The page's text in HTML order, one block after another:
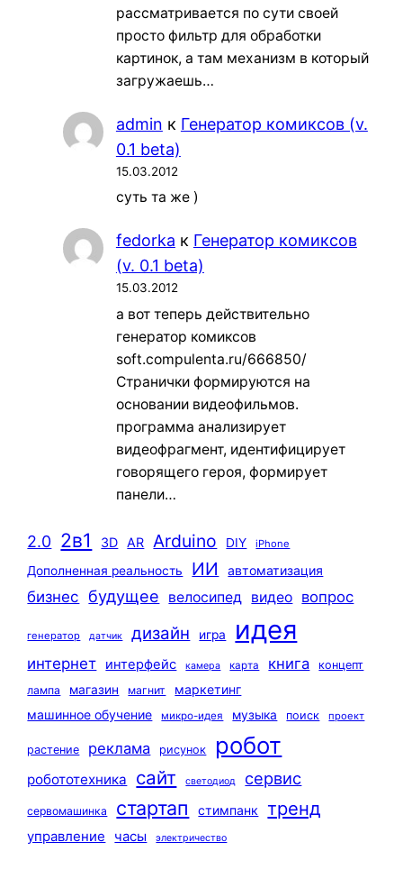
рассматривается по сути своей
просто фильтр для обработки
картинок, а там механизм в который
загружаешь…
admin к Генератор комиксов (v.
0.1 beta)
15.03.2012
суть та же )
fedorka к Генератор комиксов
(v. 0.1 beta)
15.03.2012
а вот теперь действительно
генератор комиксов
soft.compulenta.ru/666850/
Странички формируются на
основании видеофильмов.
программа анализирует
видеофрагмент, идентифицирует
говорящего героя, формирует
панели…
2.0 2в1 3D AR Arduino DIY iPhone
Дополненная реальность ИИ автоматизация
бизнес будущее велосипед видео вопрос
генератор датчик дизайн игра идея
интернет интерфейс камера карта книга
концепт
лампа
магазин магнит
маркетинг
машинное обучение
микро-идея музыка поиск проект
растение реклама рисунок робот
робототехника сайт светодиод сервис
сервомашинка стартап стимпанк тренд
управление часы электричество